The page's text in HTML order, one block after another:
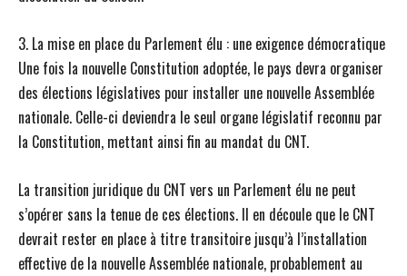
3. La mise en place du Parlement élu : une exigence démocratique
Une fois la nouvelle Constitution adoptée, le pays devra organiser
des élections législatives pour installer une nouvelle Assemblée
nationale. Celle-ci deviendra le seul organe législatif reconnu par
la Constitution, mettant ainsi fin au mandat du CNT.
La transition juridique du CNT vers un Parlement élu ne peut
s’opérer sans la tenue de ces élections. Il en découle que le CNT
devrait rester en place à titre transitoire jusqu’à l’installation
effective de la nouvelle Assemblée nationale, probablement au